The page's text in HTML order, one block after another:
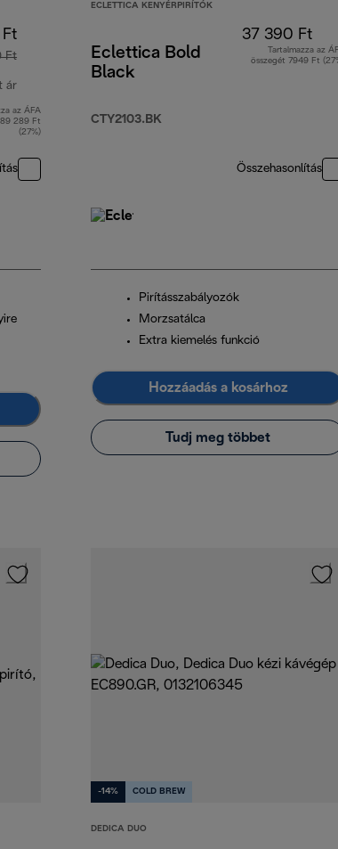
Ft
ár
eredeti ár 449 990 Ft
az ÁFA
289 Ft
(27%)
ECLETTICA KENYÉRPIRÍTÓK
Eclettica Bold
Black
CTY2103.BK
37 390 Ft
Tartalmazza az
összegét 7949 Ft
Összehasonlítás
Pirításszabályozók
Morzsatálca
Extra kiemelés funkció
Hozzáadás a kosárhoz
Tudj meg többet
-14% COLD BREW
DEDICA DUO